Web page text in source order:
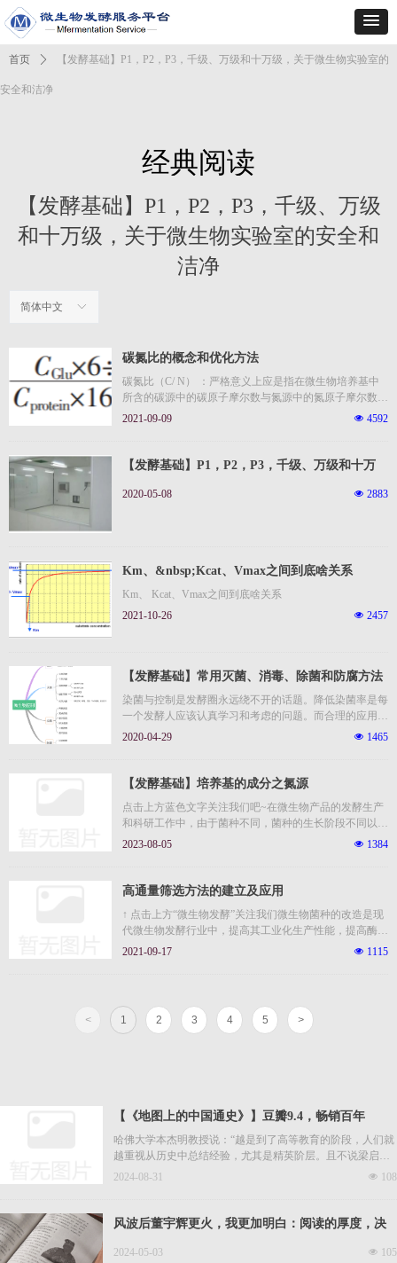
【发酵基础】P1，P2，P3，千级、万级
和十万级，关于微生物实验室的安全和
洁净
首页 ꄲ 【发酵基础】P1，P2，P3，千级、万级和十万级，关于微生物实验室的
安全和洁净
碳氮比的概念和优化方法
碳氮比（C/ N） ：严格意义上应是指在微生物培养基中
所含的碳源中的碳原子摩尔数与氮源中的氮原子摩尔数之
比。（周德庆微生物学教程），在这里，我认为对于既能
这是不准确的。另外由于一些培养基成分中的碳源不易利
代，比如下式碳氮比的计算,就是用葡萄糖中的碳元素的
넶 4592
2021-09-09
【发酵基础】P1，P2，P3，千级、万级和十万
级，关于微生物实验室的安全和洁净
넶 2883
2020-05-08
Km、&nbsp;Kcat、Vmax之间到底啥关系
Km、 Kcat、Vmax之间到底啥关系
넶 2457
2021-10-26
【发酵基础】常用灭菌、消毒、除菌和防腐方法
及其特征
染菌与控制是发酵圈永远绕不开的话题。降低染菌率是每
一个发酵人应该认真学习和考虑的问题。而合理的应用灭
菌、消毒和防腐方法是我们必备的技能。这也是我们在详
넶 1465
2020-04-29
【发酵基础】培养基的成分之氮源
点击上方蓝色文字关注我们吧~在微生物产品的发酵生产
和科研工作中，由于菌种不同，菌种的生长阶段不同以及
发酵工艺
넶 1384
2023-08-05
高通量筛选方法的建立及应用
↑ 点击上方“微生物发酵”关注我们微生物菌种的改造是现
代微生物发酵行业中，提高其工业化生产性能，提高酶和
菌的
넶 1115
2021-09-17
< 1 2 3 4 5 >
经典阅读
ꀅ
简体中文
【《地图上的中国通史》】豆瓣9.4，畅销百年
哈佛大学本杰明教授说：“越是到了高等教育的阶段，人们就
越重视从历史中总结经验，尤其是精英阶层。且不说梁启
超、
넶 108
2024-08-31
风波后董宇辉更火，我更加明白：阅读的厚度，决
定人生的高度！
넶 105
2024-05-03